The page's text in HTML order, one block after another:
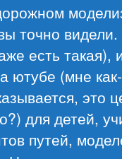
точно
есть такая),
ютубе (мне
это
для детей,
путей,